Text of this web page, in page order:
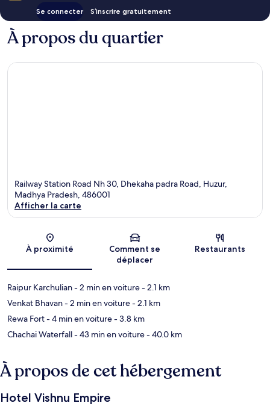
Se connecter S’inscrire gratuitement
À propos du quartier
Railway Station Road Nh 30, Dhekaha padra Road, Huzur,
Madhya Pradesh, 486001
Afficher la carte
À proximité
Comment se
déplacer
Restaurants
Raipur Karchulian- 2 min en voiture- 2.1 km
Venkat Bhavan- 2 min en voiture- 2.1 km
Rewa Fort- 4 min en voiture- 3.8 km
Chachai Waterfall- 43 min en voiture- 40.0 km
À propos de cet hébergement
Hotel Vishnu Empire